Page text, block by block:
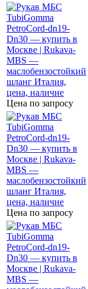
Цена по запросу
Цена по запросу